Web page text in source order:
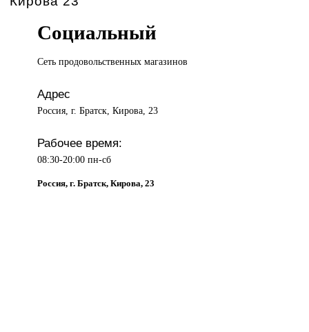
Социальный
Сеть продовольственныхмагазинов
Адрес
Россия, г. Братск, Кирова, 23
Рабочее время:
08:30-20:00 пн-сб
Россия, г. Братск, Кирова, 23